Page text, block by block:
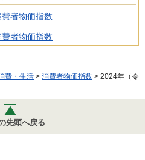
者物価指数
者物価指数
費・生活 > 消費者物価指数 > 2024年（令
先頭へ戻る